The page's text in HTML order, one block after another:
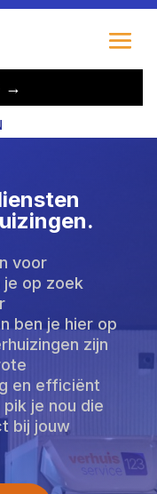
→
voor
je op zoek
ben je hier op
zijn
en efficiënt
je nou die
bij jouw